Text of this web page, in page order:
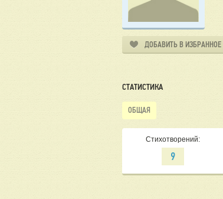
ДОБАВИТЬ В ИЗБРАННОЕ
СТАТИСТИКА
ОБЩАЯ
Стихотворений:
9